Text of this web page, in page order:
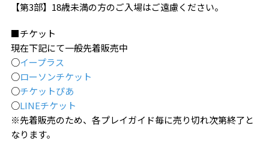
【第3部】18歳未満の方のご入場はご遠慮ください。
■チケット
現在下記にて一般先着販売中
○イープラス
○ローソンチケット
○チケットぴあ
○LINEチケット
※先着販売のため、各プレイガイド毎に売り切れ次第終了と
なります。